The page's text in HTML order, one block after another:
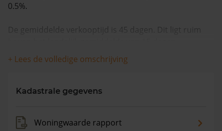
0.5%.
De gemiddelde verkooptijd is 45 dagen. Dit ligt ruim
Wanneer we naar de laatste 12 maanden kijken
verkocht. De gemiddelde huizenprijs is €497.400. De
gestegen.
+ Lees de volledige omschrijving
Kadastrale gegevens
Woningwaarde rapport